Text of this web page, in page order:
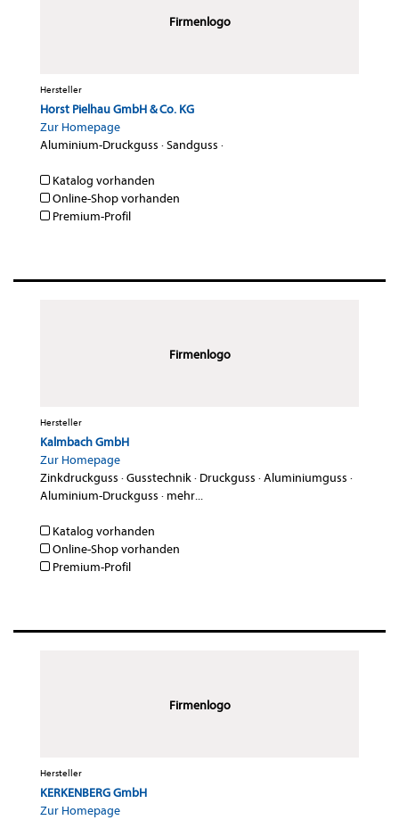
Firmenlogo
Hersteller
Horst Pielhau GmbH & Co. KG
Zur Homepage
Aluminium-Druckguss ·Sandguss ·
Katalog vorhanden
Online-Shop vorhanden
Premium-Profil
Firmenlogo
Hersteller
Kalmbach GmbH
Zur Homepage
Zinkdruckguss ·Gusstechnik· Druckguss ·Aluminiumguss ·
Aluminium-Druckguss · mehr...
Katalog vorhanden
Online-Shop vorhanden
Premium-Profil
Firmenlogo
Hersteller
KERKENBERG GmbH
Zur Homepage